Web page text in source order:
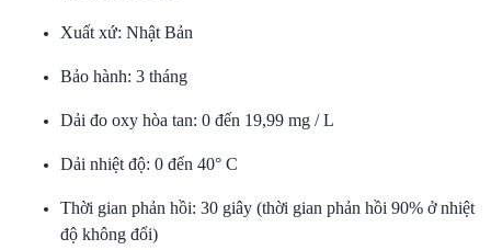
Xuất xứ: Nhật Bản
Bảo hành: 3 tháng
Dải đo oxy hòa tan: 0 đến 19,99 mg / L
Dải nhiệt độ: 0 đến 40° C
Thời gian phản hồi: 30 giây (thời gian phản hồi 90% ở nhiệt
độ không đổi)